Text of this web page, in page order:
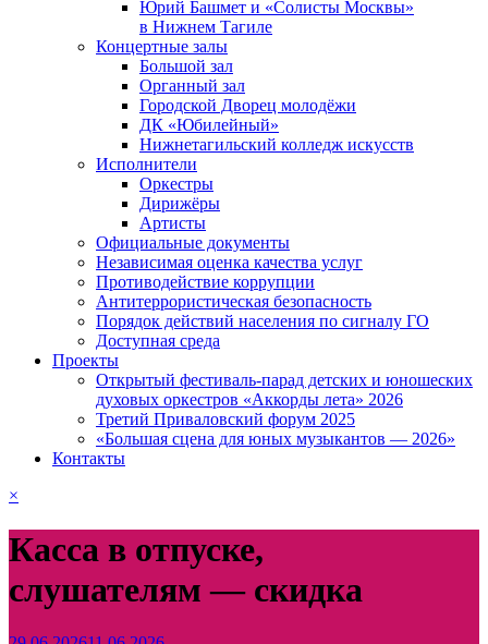
Юрий Башмет и «Солисты Москвы»
в Нижнем Тагиле
Концертные залы
Большой зал
Органный зал
Городской Дворец молодёжи
ДК «Юбилейный»
Нижнетагильский колледж искусств
Исполнители
Оркестры
Дирижёры
Артисты
Официальные документы
Независимая оценка качества услуг
Противодействие коррупции
Антитеррористическая безопасность
Порядок действий населения по сигналу ГО
Доступная среда
Проекты
Открытый фестиваль-парад детских и юношеских
духовых оркестров «Аккорды лета» 2026
Третий Приваловский форум 2025
«Большая сцена для юных музыкантов — 2026»
Контакты
×
Касса в отпуске,
слушателям — скидка